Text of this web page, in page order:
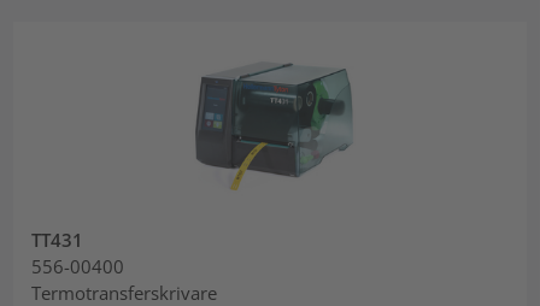
TT431
556-00400
Termotransferskrivare